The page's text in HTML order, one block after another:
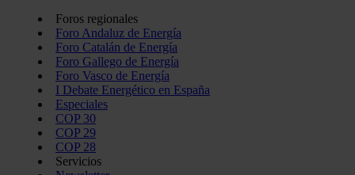
Foros regionales
Foro Andaluz de Energía
Foro Catalán de Energía
Foro Gallego de Energía
Foro Vasco de Energía
I Debate Energético en España
Especiales
COP 30
COP 29
COP 28
Servicios